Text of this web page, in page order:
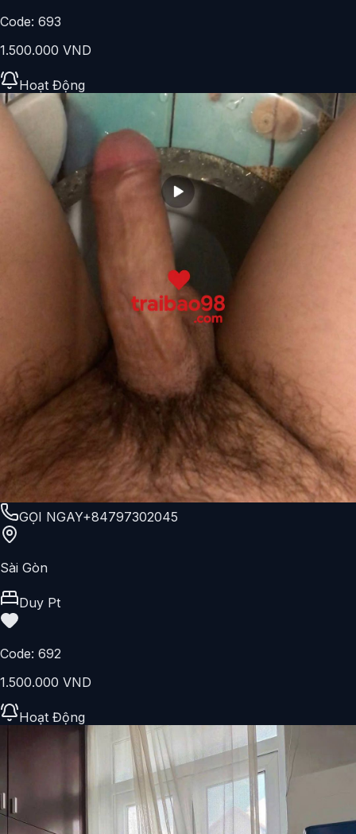
Code: 693
1.500.000 VND
Hoạt Động
GỌI NGAY+84797302045
Sài Gòn
Duy Pt
Code: 692
1.500.000 VND
Hoạt Động